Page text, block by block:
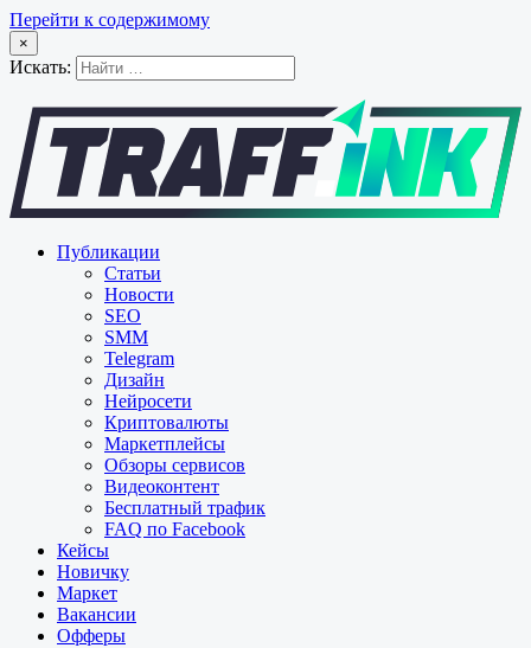
Перейти к содержимому
×
Искать:
Публикации
Статьи
Новости
SEO
SMM
Telegram
Дизайн
Нейросети
Криптовалюты
Маркетплейсы
Обзоры сервисов
Видеоконтент
Бесплатный трафик
FAQ по Facebook
Кейсы
Новичку
Маркет
Вакансии
Офферы